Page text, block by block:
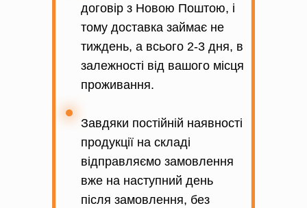
договір з Новою Поштою, і
тому доставка займає не
тиждень, а всього 2-3 дня, в
залежності від вашого місця
проживання.
Завдяки постійній наявності
продукції на складі
відправляємо замовлення
вже на наступний день
після замовлення, без